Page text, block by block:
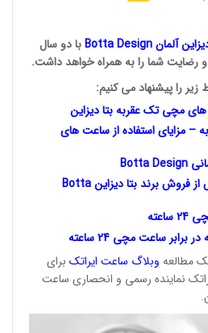
آلمانBotta Designبا دو سال
و رضایت شما را به همراه خواهد داشت.
را پیشنهاد می کنیم:
های مچی تکعقربه بتا دیزاین
مزایای استفاده از ساعت های
Botta Design
فروش برند بتا دیزاینBotta
24
ساعته
مچی 24 ساعته
مطالعه وبلاگ ساعت ایراتک برای
نماینده رسمی و انحصاری ساعت